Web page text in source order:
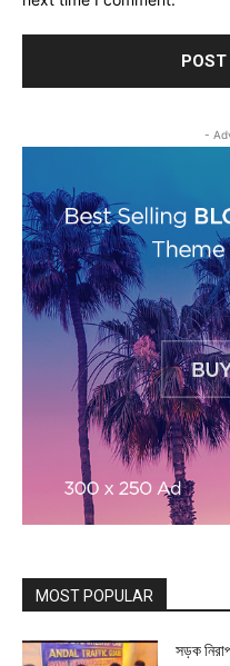
-
MOST POPULAR
সড়ক